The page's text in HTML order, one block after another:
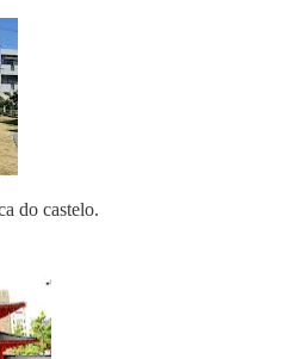
do castelo.